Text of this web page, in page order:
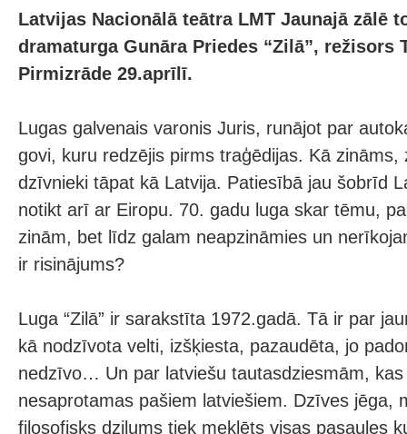
Latvijas Nacionālā teātra LMT Jaunajā zālē
dramaturga Gunāra Priedes “Zilā”, režisors
Pirmizrāde 29.aprīlī.
Lugas galvenais varonis Juris, runājot par
govi, kuru redzējis pirms traģēdijas. Kā zināms,
dzīvnieki tāpat kā Latvija. Patiesībā jau šobrīd
notikt arī ar Eiropu. 70. gadu luga skar tēmu,
zinām, bet līdz galam neapzināmies un
ir risinājums?
Luga “Zilā” ir sarakstīta 1972.gadā. Tā ir par
kā nodzīvota velti, izšķiesta, pazaudēta, jo
nedzīvo… Un par latviešu tautasdziesmām, kas
nesaprotamas pašiem latviešiem. Dzīves jēga,
filosofisks dziļums tiek meklēts visas pasaules